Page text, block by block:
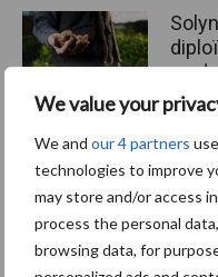
We value your
We and our 4 partners
technologies to improve
may store and/or access
process the personal
browsing data, for